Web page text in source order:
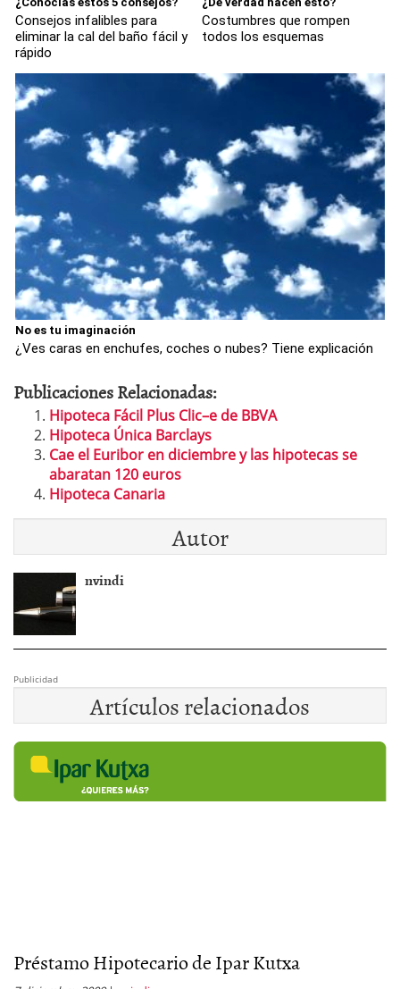
Consejos infalibles para
eliminar la cal del baño fácil y
rápido
Costumbres que rompen
todos los esquemas
No es tu imaginación
¿Ves caras en enchufes, coches o nubes? Tiene explicación
Publicaciones Relacionadas:
Hipoteca Fácil Plus Clic–e de BBVA
Hipoteca Única Barclays
Cae el Euribor en diciembre y las hipotecas se
abaratan 120 euros
Hipoteca Canaria
Autor
nvindi
Publicidad
Artículos relacionados
Préstamo Hipotecario de Ipar Kutxa